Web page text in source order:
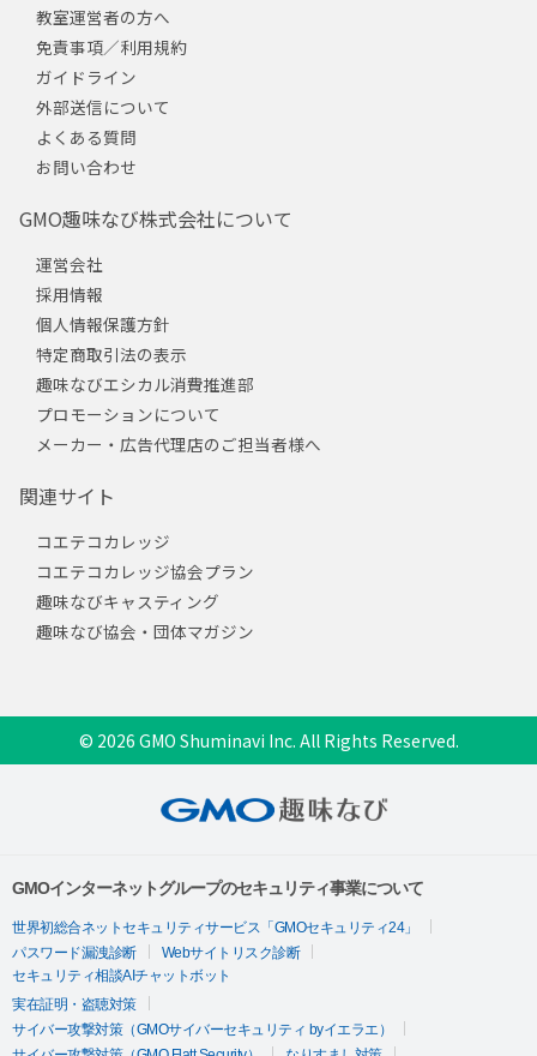
教室運営者の方へ
免責事項／利用規約
ガイドライン
外部送信について
よくある質問
お問い合わせ
GMO趣味なび株式会社について
運営会社
採用情報
個人情報保護方針
特定商取引法の表示
趣味なびエシカル消費推進部
プロモーションについて
メーカー・広告代理店のご担当者様へ
関連サイト
コエテコカレッジ
コエテコカレッジ協会プラン
趣味なびキャスティング
趣味なび協会・団体マガジン
© 2026 GMO Shuminavi Inc. All Rights Reserved.